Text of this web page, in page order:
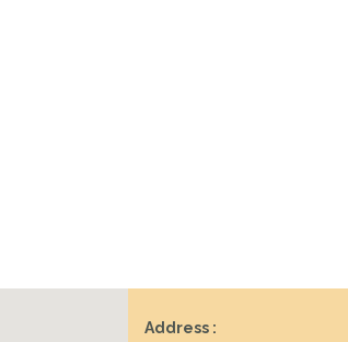
Address :